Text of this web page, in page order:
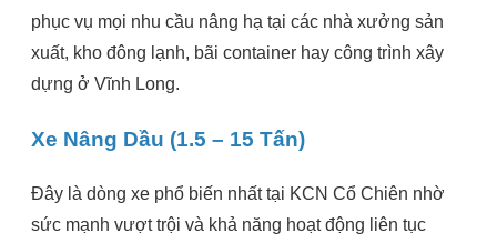
phục vụ mọi nhu cầu nâng hạ tại các nhà xưởng sản
xuất, kho đông lạnh, bãi container hay công trình xây
dựng ở Vĩnh Long.
Xe Nâng Dầu (1.5 – 15 Tấn)
Đây là dòng xe phổ biến nhất tại KCN Cổ Chiên nhờ
sức mạnh vượt trội và khả năng hoạt động liên tục